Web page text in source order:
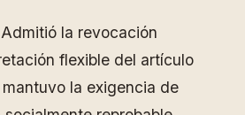
Admitió la revocación
flexible del artículo
mantuvo la exigencia de